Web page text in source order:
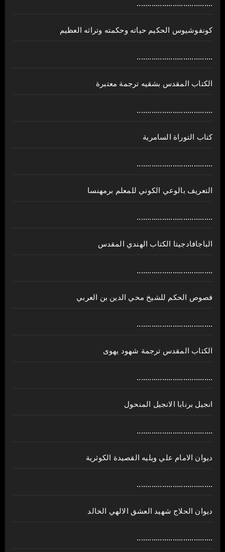
....................................
كونفوشيوس الحكيم حياته وحكمته وتراثه العظيم
....................................
الكتاب المقدس بشقيه ترجمة معتبرة
....................................
كتاب التوراة السامرية
....................................
ﺍﻟﺘﻌﺮﻳﻒ ﺑﺎﻟﻮﻋﻲ ﺍﻟﻜﻮﻧﻲ للمعلم برمهنسا
....................................
الباجافادجيتا الكتاب الهندي المقدس
....................................
فصوص الحكم للشيخ محي الدين بن العربي
....................................
الكتاب المقدس ترجمة شهود يهوى
....................................
انجيل برنابا الانجيل المنحول
....................................
ديوان الامام علي ويليه القصيدة الكوثرية
....................................
ديوان الحلاج شهيد العشق الالهي الخالد
....................................